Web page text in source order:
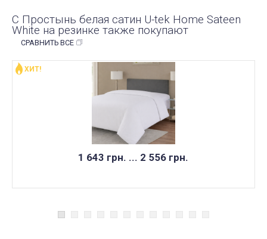
С Простынь белая сатин U-tek Home Sateen
White на резинке также покупают
СРАВНИТЬ ВСЕ
1 643 грн. ... 2 556 грн.
ХИТ!